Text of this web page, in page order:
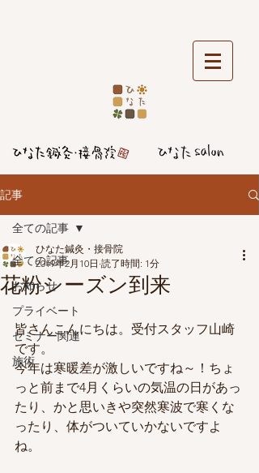
記事
全ての記事
お知らせ
プライベート
セミナー関連
施術
全ての記事
花粉シーズン到来
ひなた鍼灸・接骨院
2019年2月10日 読了時間: 1分
皆さんこんにちは。受付スタッフ山崎
です。
今年は寒暖差が激しいですね～！ちょ
っと前まで4月くらいの気温の日があっ
たり、かと思いきや突然寒波で寒くな
ったり、体がついていかないですよ
ね。